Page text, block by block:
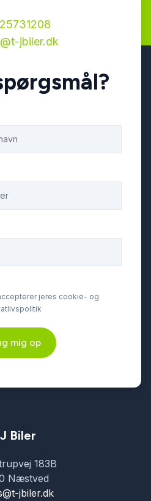
25731208
jbiler.dk
jeres cookie- og
mig op
Biler
183B
Næstved
jbiler.dk